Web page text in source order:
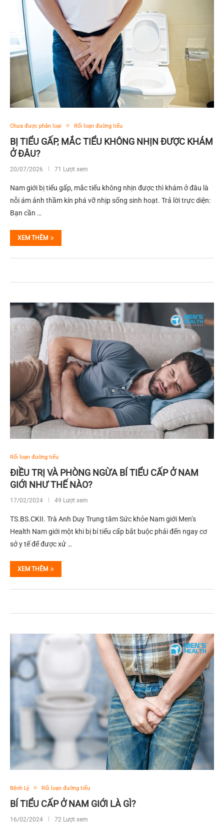
Chưa được phân loại Rối loạn đường tiểu
BỊ TIỂU GẤP, MẮC TIỂU KHÔNG NHỊN ĐƯỢC KHÁM
Ở ĐÂU?
20/07/2026 71 Lượt xem
Nam giới bị tiểu gấp, mắc tiểu không nhịn được thì khám ở đâu là
nỗi ám ảnh thầm kín phá vỡ nhịp sống sinh hoạt. Trả lời trực diện:
Bạn cần …
XEM THÊM
Rối loạn đường tiểu
ĐIỀU TRỊ VÀ PHÒNG NGỪA BÍ TIỂU CẤP Ở NAM
GIỚI NHƯ THẾ NÀO?
17/02/2024 49 Lượt xem
TS.BS.CKII. Trà Anh Duy Trung tâm Sức khỏe Nam giới Men’s
Health Nam giới một khi bị bí tiểu cấp bắt buộc phải đến ngay cơ
sở y tế để được xử …
XEM THÊM
Bệnh Lý Rối loạn đường tiểu
BÍ TIỂU CẤP Ở NAM GIỚI LÀ GÌ?
16/02/2024 72 Lượt xem